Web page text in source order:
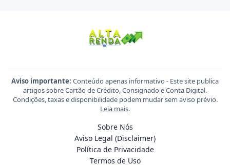
Aviso importante: Conteúdo apenas informativo - Este site publica
artigos sobre Cartão de Crédito, Consignado e Conta Digital.
Condições, taxas e disponibilidade podem mudar sem aviso prévio.
Leia mais.
Sobre Nós
Aviso Legal (Disclaimer)
Política de Privacidade
Termos de Uso